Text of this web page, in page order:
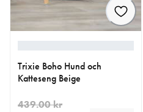
Trixie Boho Hund och
Katteseng Beige
439.00 kr